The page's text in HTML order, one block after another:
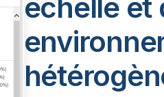
échelle et